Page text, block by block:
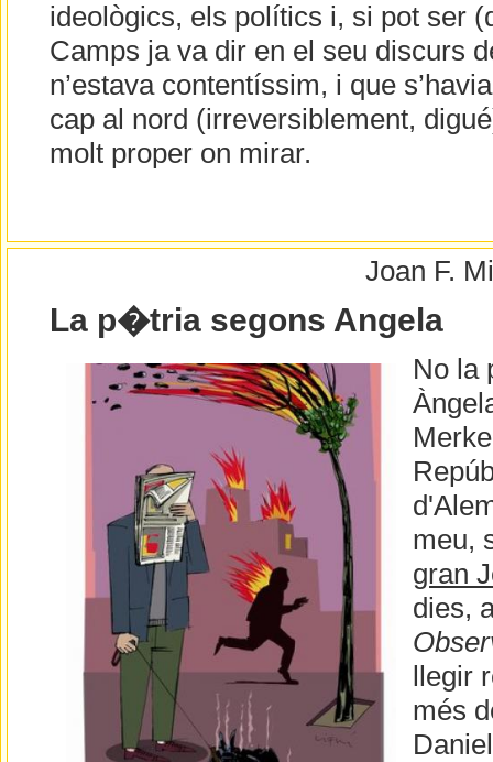
ideològics, els polítics i, si pot ser
Camps ja va dir en el seu discurs
n’estava contentíssim, i que
cap al nord (irreversiblement,
molt proper on mirar.
Joan F.
La p�tria segons Angela
No la
meu,
gran
dies,
llegir
més